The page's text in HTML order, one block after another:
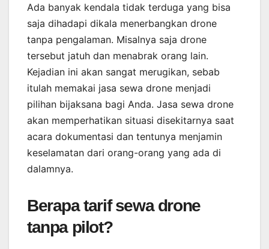
Ada banyak kendala tidak terduga yang bisa
saja dihadapi dikala menerbangkan drone
tanpa pengalaman. Misalnya saja drone
tersebut jatuh dan menabrak orang lain.
Kejadian ini akan sangat merugikan, sebab
itulah memakai jasa sewa drone menjadi
pilihan bijaksana bagi Anda. Jasa sewa drone
akan memperhatikan situasi disekitarnya saat
acara dokumentasi dan tentunya menjamin
keselamatan dari orang-orang yang ada di
dalamnya.
Berapa tarif sewa drone
tanpa pilot?